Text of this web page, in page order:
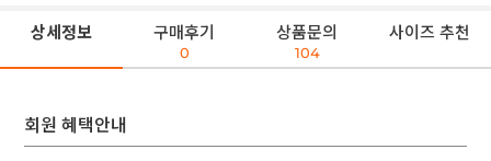
상세정보 구매후기
0
상품문의
104
사이즈 추천
회원 혜택안내